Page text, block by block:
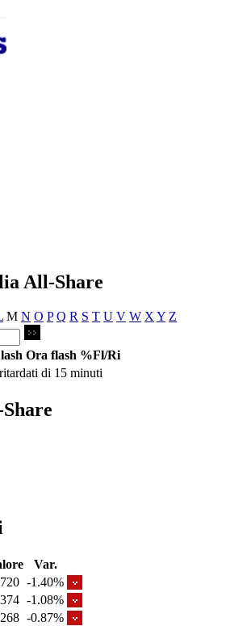
All-Share
M N O P Q R S T U V W X Y Z
Ora flash %Fl/Ri
di 15 minuti
Var.
-1.40%
-1.08%
-0.87%